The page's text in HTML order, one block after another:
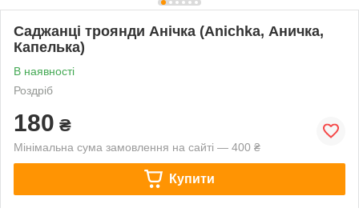
Саджанці троянди Анічка (Anichka, Аничка,
Капелька)
В наявності
Роздріб
180 ₴
Мінімальна сума замовлення на сайті — 400 ₴
Купити